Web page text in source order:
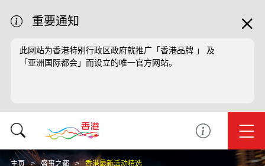
重要通知
此网站为香港特别行政区政府就推广「香港品牌 」 及
「亚洲国际都会」而设立的唯一官方网站。
主页 盛事之都 香港最新活动精选